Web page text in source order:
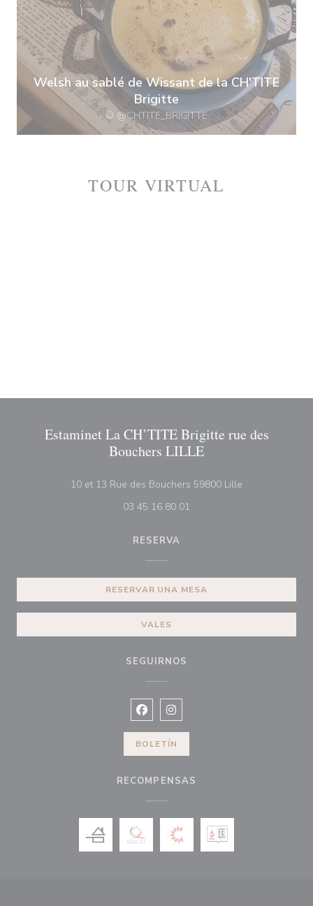
Welsh au sablé de Wissant de la CH'TITE
Brigitte
© @CHTITE_BRIGITTE
TOUR VIRTUAL
Estaminet La CH’TITE Brigitte rue des
Bouchers LILLE
10 et 13 Rue des Bouchers 59800 Lille
03 45 16 80 01
RESERVA
RESERVAR UNA MESA
VALES
SEGUIRNOS
Facebook ((abre en una nueva
Instagram ((abre en una
BOLETÍN
RECOMPENSAS